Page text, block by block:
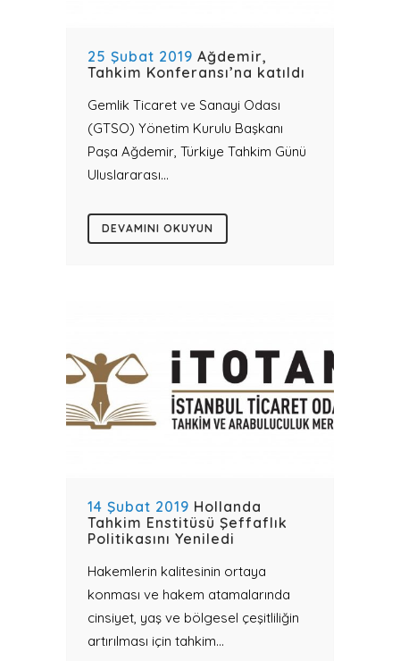
25 Şubat 2019 Ağdemir,
Tahkim Konferansı’na katıldı
Gemlik Ticaret ve Sanayi Odası
(GTSO) Yönetim Kurulu Başkanı
Paşa Ağdemir, Türkiye Tahkim Günü
Uluslararası...
DEVAMINI OKUYUN
14 Şubat 2019 Hollanda
Tahkim Enstitüsü Şeffaflık
Politikasını Yeniledi
Hakemlerin kalitesinin ortaya
konması ve hakem atamalarında
cinsiyet, yaş ve bölgesel çeşitliliğin
artırılması için tahkim...